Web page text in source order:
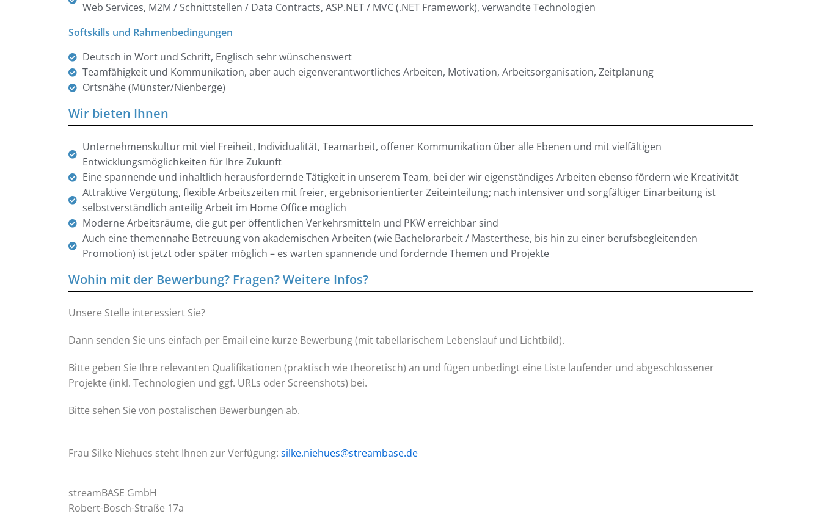
Web Services, M2M / Schnittstellen / Data Contracts, ASP.NET / MVC (.NET Framework), verwandte Technologien
Softskills und Rahmenbedingungen
Deutsch in Wort und Schrift, Englisch sehr wünschenswert
Teamfähigkeit und Kommunikation, aber auch eigenverantwortliches Arbeiten, Motivation, Arbeitsorganisation, Zeitplanung
Ortsnähe (Münster/Nienberge)
Wir bieten Ihnen
Unternehmenskultur mit viel Freiheit, Individualität, Teamarbeit, offener Kommunikation über alle Ebenen und mit vielfältigen
Entwicklungsmöglichkeiten für Ihre Zukunft
Eine spannende und inhaltlich herausfordernde Tätigkeit in unserem Team, bei der wir eigenständiges Arbeiten ebenso fördern wie Kreativität
Attraktive Vergütung, flexible Arbeitszeiten mit freier, ergebnisorientierter Zeiteinteilung; nach intensiver und sorgfältiger Einarbeitung ist
selbstverständlich anteilig Arbeit im Home Office möglich
Moderne Arbeitsräume, die gut per öffentlichen Verkehrsmitteln und PKW erreichbar sind
Auch eine themennahe Betreuung von akademischen Arbeiten (wie Bachelorarbeit / Masterthese, bis hin zu einer berufsbegleitenden
Promotion) ist jetzt oder später möglich – es warten spannende und fordernde Themen und Projekte
Wohin mit der Bewerbung? Fragen? Weitere Infos?
Unsere Stelle interessiert Sie?
Dann senden Sie uns einfach per Email eine kurze Bewerbung (mit tabellarischem Lebenslauf und Lichtbild).
Bitte geben Sie Ihre relevanten Qualifikationen (praktisch wie theoretisch) an und fügen unbedingt eine Liste laufender und abgeschlossener
Projekte (inkl. Technologien und ggf. URLs oder Screenshots) bei.
Bitte sehen Sie von postalischen Bewerbungen ab.
Frau Silke Niehues steht Ihnen zur Verfügung: silke.niehues@streambase.de
streamBASE GmbH
Robert-Bosch-Straße 17a